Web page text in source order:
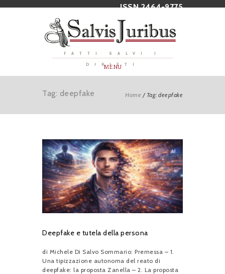
ISSN 2464-9775
FATTI SALVI I
DIRITTI
MENU
Home / Tag: deepfake
Tag: deepfake
Deepfake e tutela della persona
di Michele Di Salvo Sommario: Premessa – 1.
Una tipizzazione autonoma del reato di
deepfake: la proposta Zanella – 2. La proposta